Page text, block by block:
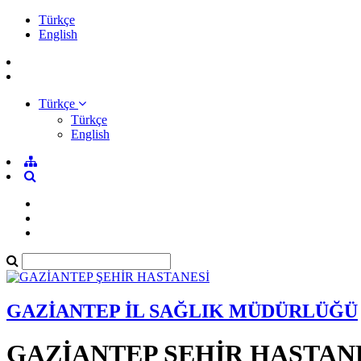
Türkçe
English
Türkçe
Türkçe
English
GAZİANTEP İL SAĞLIK MÜDÜRLÜĞÜ
GAZİANTEP ŞEHİR